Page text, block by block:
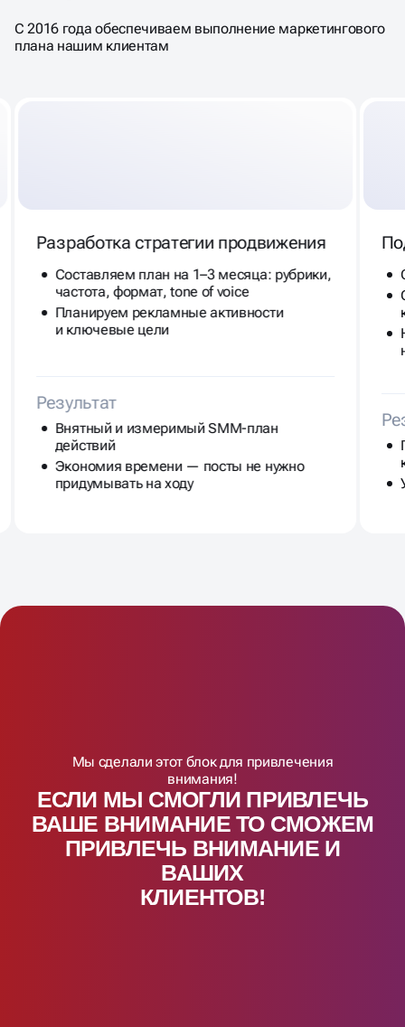
С 2016 года обеспечиваем выполнение маркетингового
плана нашим клиентам
Разработка стратегии продвижения
Составляем план на 1–3 месяца: рубрики,
частота, формат, tone of voice
Планируем рекламные активности
и ключевые цели
Результат
Внятный и измеримый SMM-план
действий
Экономия времени — посты не нужно
придумывать на ходу
Мы сделали этот блок для привлечения
внимания!
ЕСЛИ МЫ СМОГЛИ ПРИВЛЕЧЬ
ВАШЕ ВНИМАНИЕ ТО СМОЖЕМ
ПРИВЛЕЧЬ ВНИМАНИЕ И
ВАШИX
КЛИЕНТОВ!